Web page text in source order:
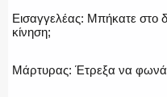
Εισαγγελέας: Μπήκατε στο
κίνηση;
Μάρτυρας: Έτρεξα να